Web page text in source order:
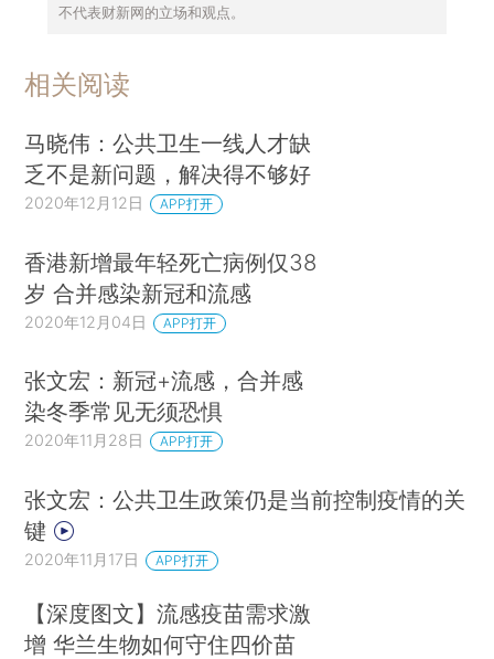
不代表财新网的立场和观点。
相关阅读
马晓伟：公共卫生一线人才缺
乏不是新问题，解决得不够好
2020年12月12日 APP打开
香港新增最年轻死亡病例仅38
岁 合并感染新冠和流感
2020年12月04日 APP打开
张文宏：新冠+流感，合并感
染冬季常见无须恐惧
2020年11月28日 APP打开
张文宏：公共卫生政策仍是当前控制疫情的关
键
2020年11月17日 APP打开
【深度图文】流感疫苗需求激
增 华兰生物如何守住四价苗